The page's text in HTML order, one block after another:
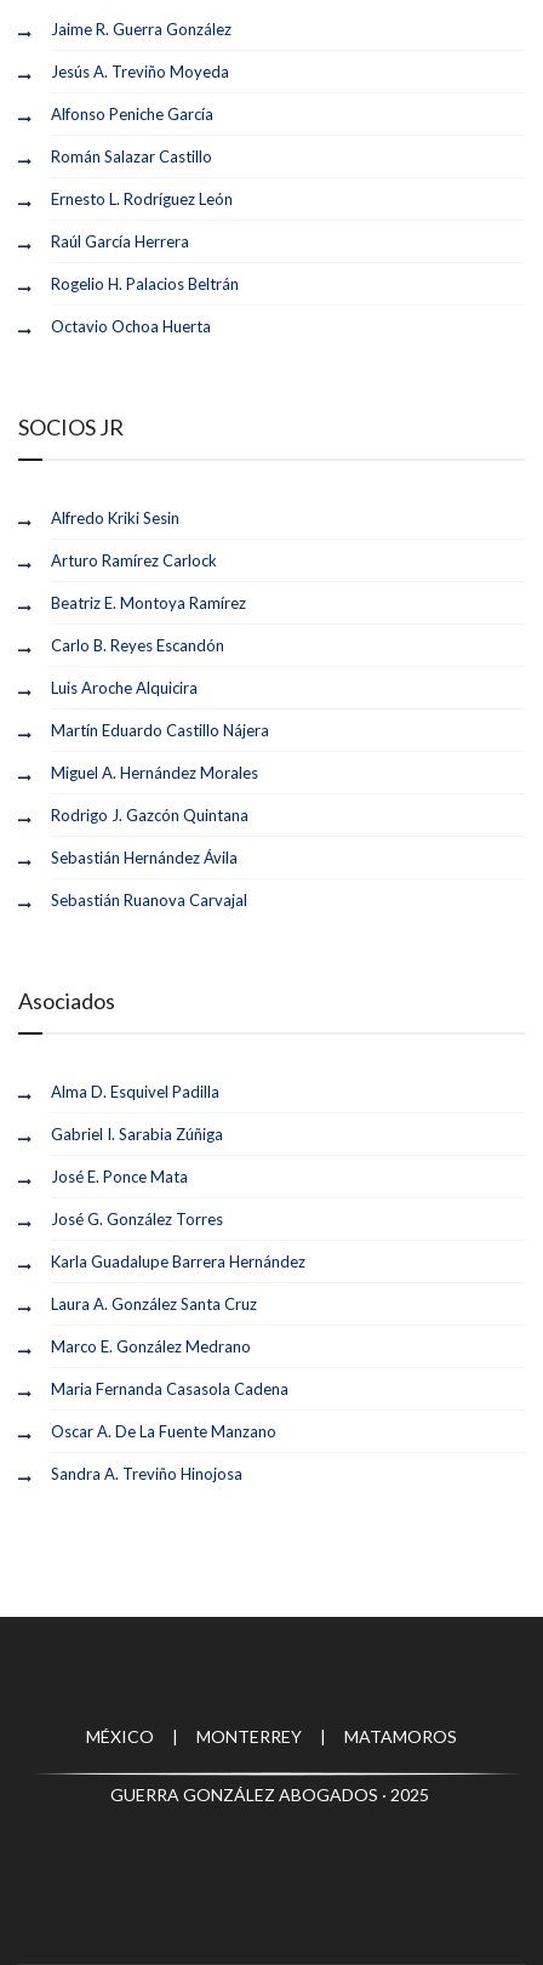
Jaime R. Guerra González
Jesús A. Treviño Moyeda
Alfonso Peniche García
Román Salazar Castillo
Ernesto L. Rodríguez León
Raúl García Herrera
Rogelio H. Palacios Beltrán
Octavio Ochoa Huerta
SOCIOS JR
Alfredo Kriki Sesin
Arturo Ramírez Carlock
Beatriz E. Montoya Ramírez
Carlo B. Reyes Escandón
Luis Aroche Alquicira
Martín Eduardo Castillo Nájera
Miguel A. Hernández Morales
Rodrigo J. Gazcón Quintana
Sebastián Hernández Ávila
Sebastián Ruanova Carvajal
Asociados
Alma D. Esquivel Padilla
Gabriel I. Sarabia Zúñiga
José E. Ponce Mata
José G. González Torres
Karla Guadalupe Barrera Hernández
Laura A. González Santa Cruz
Marco E. González Medrano
Maria Fernanda Casasola Cadena
Oscar A. De La Fuente Manzano
Sandra A. Treviño Hinojosa
MÉXICO | MONTERREY | MATAMOROS
GUERRA GONZÁLEZ ABOGADOS · 2025